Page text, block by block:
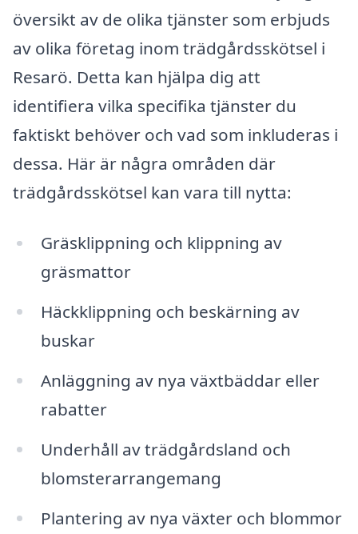
översikt av de olika tjänster som erbjuds
av olika företag inom trädgårdsskötsel i
Resarö. Detta kan hjälpa dig att
identifiera vilka specifika tjänster du
faktiskt behöver och vad som inkluderas i
dessa. Här är några områden där
trädgårdsskötsel kan vara till nytta:
Gräsklippning och klippning av
gräsmattor
Häckklippning och beskärning av
buskar
Anläggning av nya växtbäddar eller
rabatter
Underhåll av trädgårdsland och
blomsterarrangemang
Plantering av nya växter och blommor